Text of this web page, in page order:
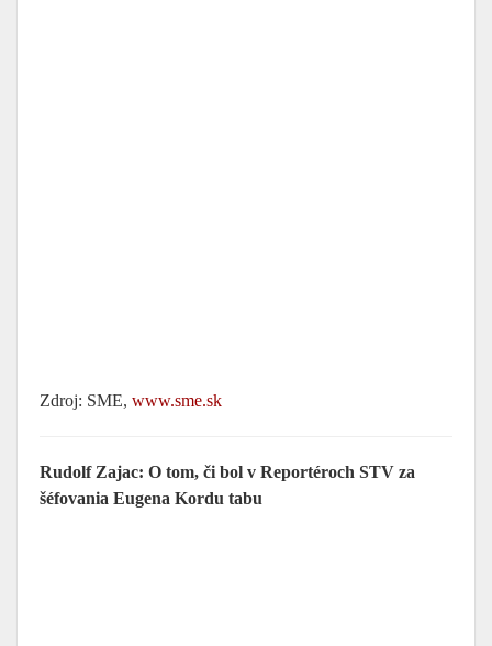
Zdroj: SME, www.sme.sk
Rudolf Zajac: O tom, či bol v Reportéroch STV za
šéfovania Eugena Kordu tabu